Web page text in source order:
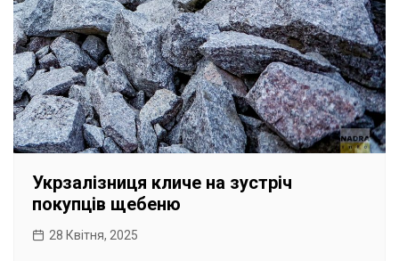
Укрзалізниця кличе на зустріч
покупців щебеню
28 Квітня, 2025